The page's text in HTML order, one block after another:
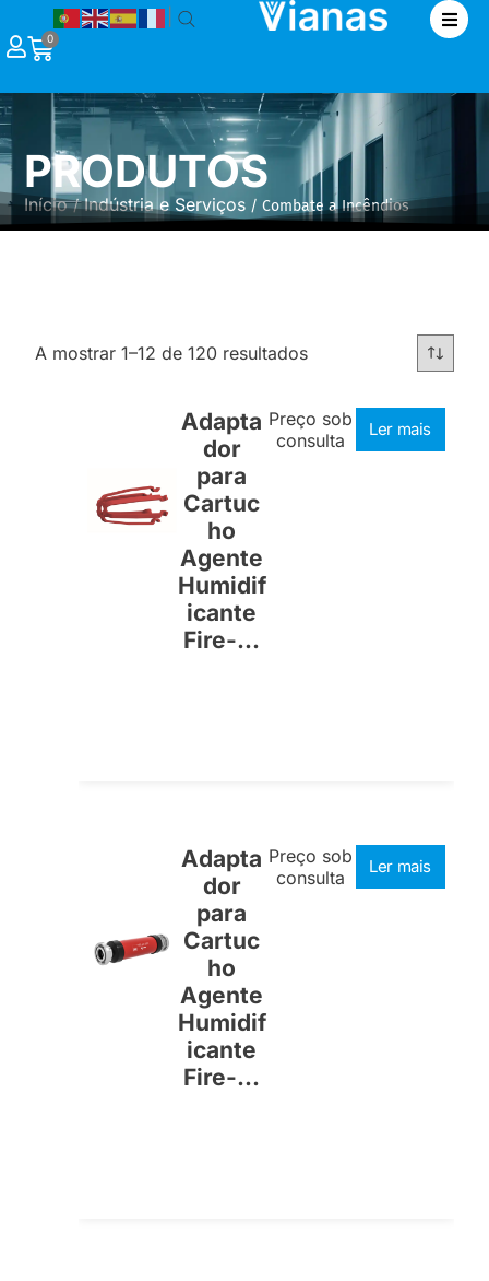
0
PRODUTOS
Início/Indústria e Serviços / Combate a Incêndios
A mostrar 1–12 de 120 resultados
Adapta
dor
para
Cartuc
ho
Agente
Humidif
icante
Fire-...
Preço sob
consulta
Ler mais
Adapta
dor
para
Cartuc
ho
Agente
Humidif
icante
Fire-...
Preço sob
consulta
Ler mais